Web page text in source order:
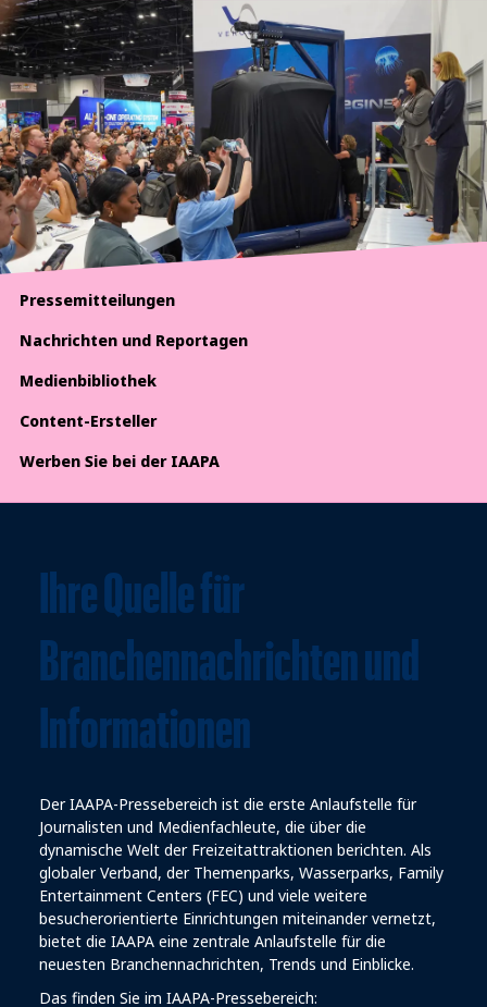
Pressemitteilungen
Nachrichten und Reportagen
Medienbibliothek
Content-Ersteller
Werben Sie bei der IAAPA
Ihre Quelle für
Branchennachrichten und
Informationen
Der IAAPA-Pressebereich ist die erste Anlaufstelle für
Journalisten und Medienfachleute, die über die
dynamische Welt der Freizeitattraktionen berichten. Als
globaler Verband, der Themenparks, Wasserparks, Family
Entertainment Centers (FEC) und viele weitere
besucherorientierte Einrichtungen miteinander vernetzt,
bietet die IAAPA eine zentrale Anlaufstelle für die
neuesten Branchennachrichten, Trends und Einblicke.
Das finden Sie im IAAPA-Pressebereich: